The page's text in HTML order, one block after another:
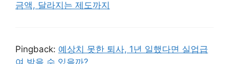
금액, 달라지는 제도까지
Pingback: 예상치 못한 퇴사, 1년 일했다면 실업급